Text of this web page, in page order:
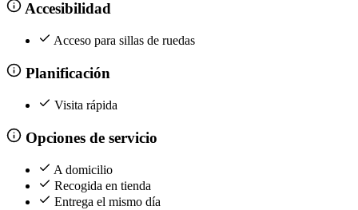
Accesibilidad
Acceso para sillas de ruedas
Planificación
Visita rápida
Opciones de servicio
A domicilio
Recogida en tienda
Entrega el mismo día